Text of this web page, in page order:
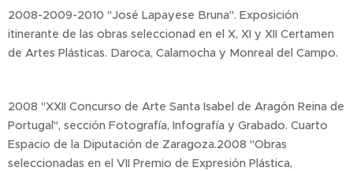
2008-2009-2010 "José Lapayese Bruna". Exposición
itinerante de las obras seleccionad en el X, XI y XII Certamen
de Artes Plásticas. Daroca, Calamocha y Monreal del Campo.
2008 "XXII Concurso de Arte Santa Isabel de Aragón Reina de
Portugal", sección Fotografía, Infografía y Grabado. Cuarto
Espacio de la Diputación de Zaragoza.2008 "Obras
seleccionadas en el VII Premio de Expresión Plástica,